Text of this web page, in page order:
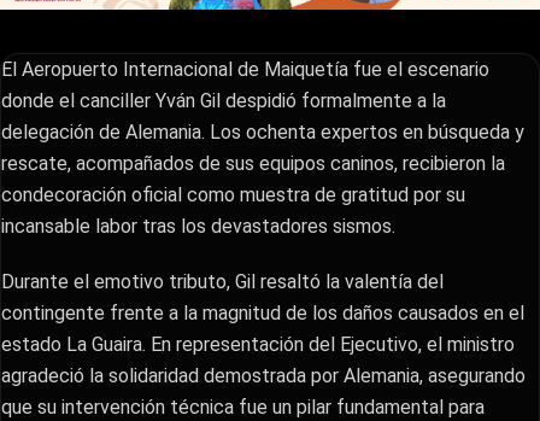
El Aeropuerto Internacional de Maiquetía fue el escenario
donde el canciller Yván Gil despidió formalmente a la
delegación de Alemania. Los ochenta expertos en búsqueda y
rescate, acompañados de sus equipos caninos, recibieron la
condecoración oficial como muestra de gratitud por su
incansable labor tras los devastadores sismos.
​Durante el emotivo tributo, Gil resaltó la valentía del
contingente frente a la magnitud de los daños causados en el
estado La Guaira. En representación del Ejecutivo, el ministro
agradeció la solidaridad demostrada por Alemania, asegurando
que su intervención técnica fue un pilar fundamental para